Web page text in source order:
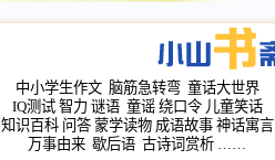
中小学生作文 脑筋急转弯 童话大世界
IQ测试 智力 谜语 童谣 绕口令 儿童笑话
知识百科 问答 蒙学读物 成语故事 神话寓言
万事由来 歇后语 古诗词赏析 ……